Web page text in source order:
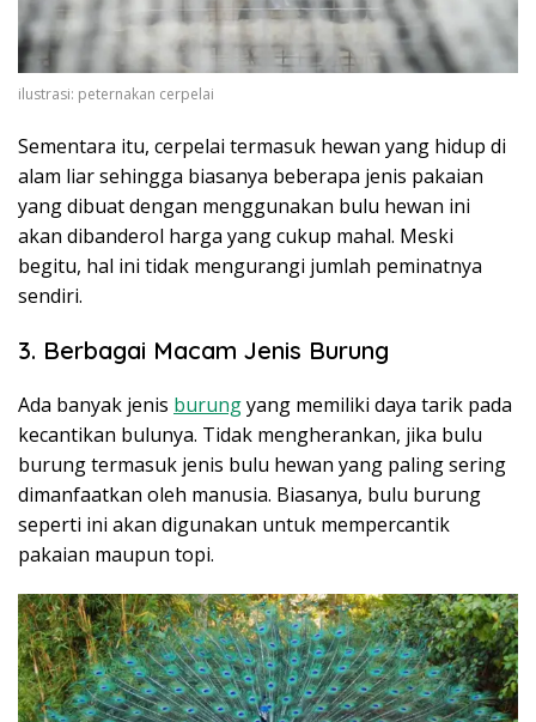
ilustrasi: peternakan cerpelai
Sementara itu, cerpelai termasuk hewan yang hidup di
alam liar sehingga biasanya beberapa jenis pakaian
yang dibuat dengan menggunakan bulu hewan ini
akan dibanderol harga yang cukup mahal. Meski
begitu, hal ini tidak mengurangi jumlah peminatnya
sendiri.
3. Berbagai Macam Jenis Burung
Ada banyak jenis burungyang memiliki daya tarik pada
kecantikan bulunya. Tidak mengherankan, jika bulu
burung termasuk jenis bulu hewan yang paling sering
dimanfaatkan oleh manusia. Biasanya, bulu burung
seperti ini akan digunakan untuk mempercantik
pakaian maupun topi.